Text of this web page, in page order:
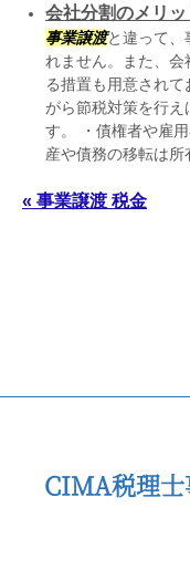
会社分割のメリ
事業譲渡と違って、
れません。また、
る措置も用意され
がら節税対策を行
す。 ・債権者や雇
産や債務の移転は所
« 事業譲渡 税金
CIMA税理士